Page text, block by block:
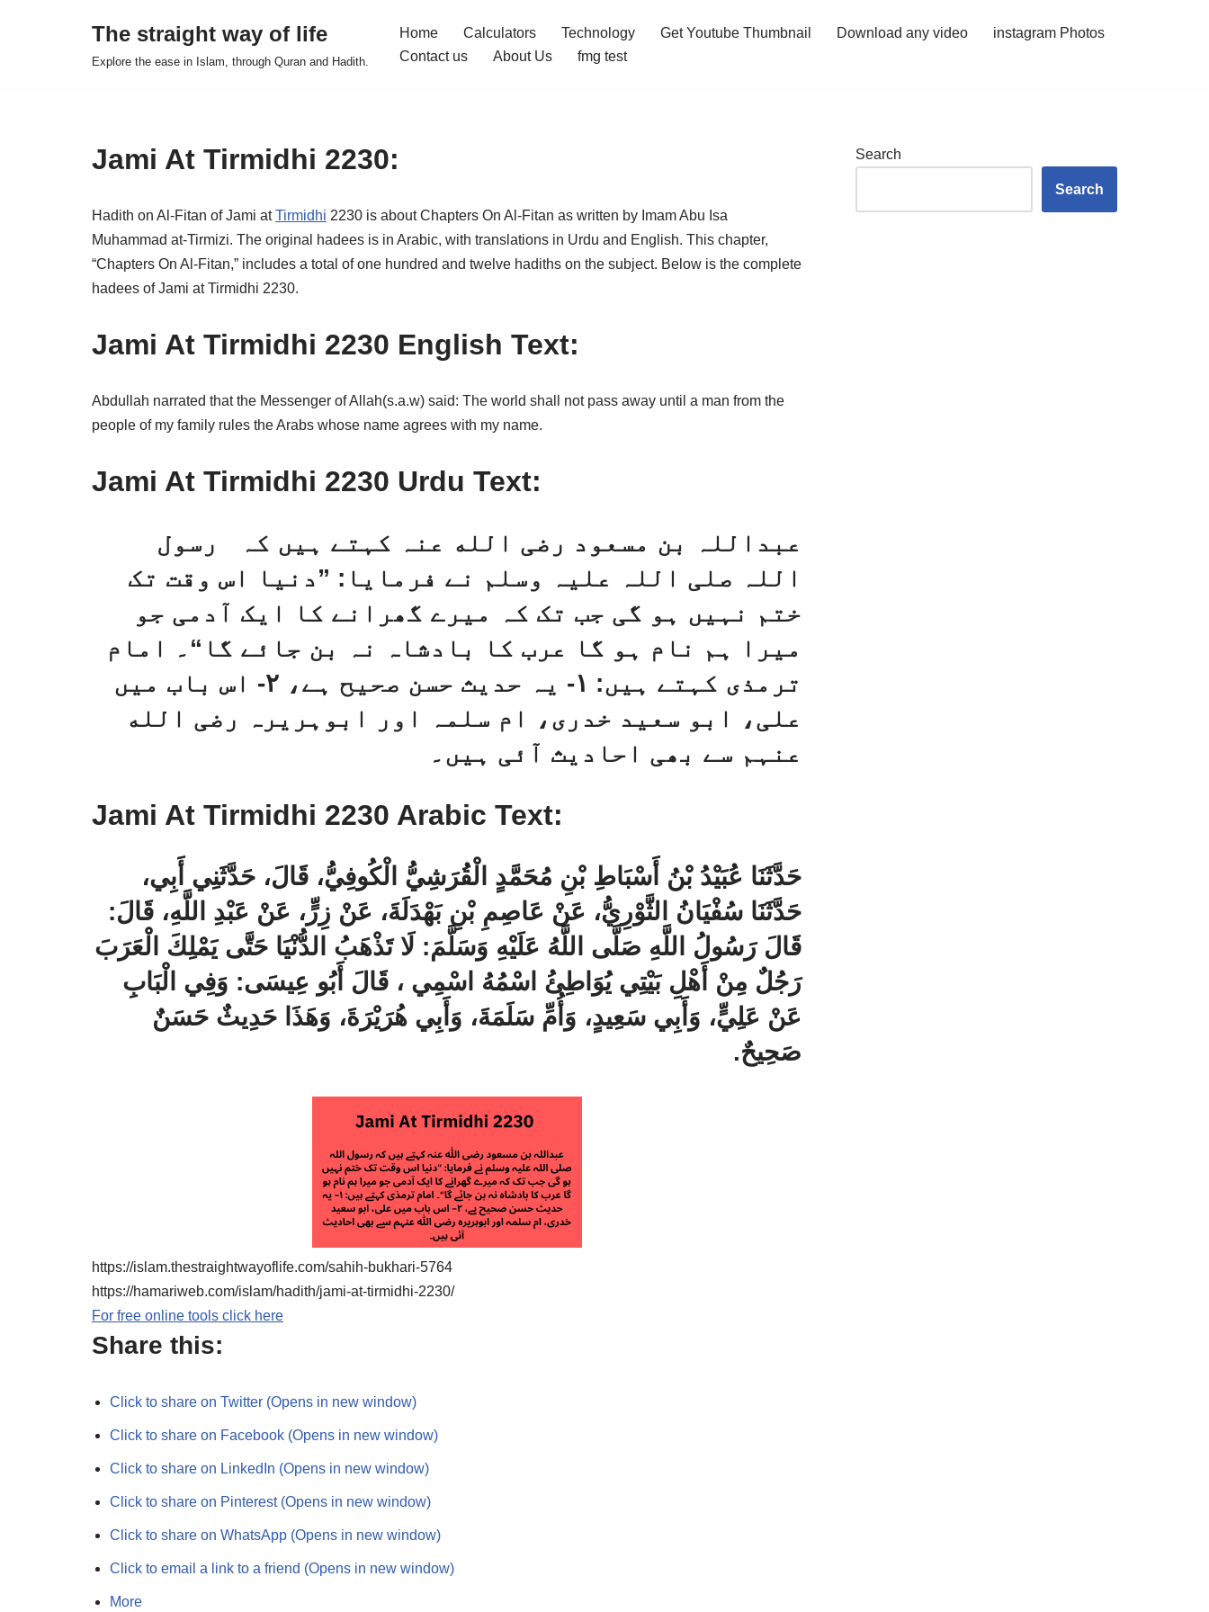
The straight way of life
Explore the ease in Islam, through Quran and Hadith.
Home Calculators Technology Get Youtube Thumbnail Download any video
instagram Photos
Contact us
About Us fmg test
Jami At Tirmidhi 2230:
Hadith on Al-Fitan of Jami atTirmidhi 2230 is about Chapters On Al-Fitan as written by Imam Abu Isa
Muhammad at-Tirmizi. The original hadees is in Arabic, with translations in Urdu and English. This chapter,
“Chapters On Al-Fitan,” includes a total of one hundred and twelve hadiths on the subject. Below is the complete
hadees of Jami at Tirmidhi 2230.
Jami At Tirmidhi 2230 English Text:
Abdullah narrated that the Messenger of Allah(s.a.w) said: The world shall not pass away until a man from the
people of my family rules the Arabs whose name agrees with my name.
Jami At Tirmidhi 2230 Urdu Text:
عبداللہ بن مسعود رضی الله عنہ کہتے ہیں کہ رسول
اللہ صلی اللہ علیہ وسلم نے فرمایا: ”دنیا اس وقت تک
ختم نہیں ہو گی جب تک کہ میرے گھرانے کا ایک آدمی جو
میرا ہم نام ہو گا عرب کا بادشاہ نہ بن جائے گا“۔ امام
ترمذی کہتے ہیں: ۱- یہ حدیث حسن صحیح ہے، ۲- اس باب میں
علی، ابو سعید خدری، ام سلمہ اور ابوہریرہ رضی الله
عنہم سے بھی احادیث آئی ہیں۔
Jami At Tirmidhi 2230 Arabic Text:
حَدَّثَنَا عُبَيْدُ بْنُ أَسْبَاطِ بْنِ مُحَمَّدٍ الْقُرَشِيُّ الْكُوفِيُّ، قَالَ، ‏‏‏‏‏‏حَدَّثَنِي أَبِي،
حَدَّثَنَا سُفْيَانُ الثَّوْرِيُّ، عَنْ عَاصِمِ بْنِ بَهْدَلَةَ، عَنْ زِرٍّ، عَنْ عَبْدِ اللَّهِ، قَالَ:‏‏‏‏
قَالَ رَسُولُ اللَّهِ صَلَّى اللَّهُ عَلَيْهِ وَسَلَّمَ:‏‏‏‏ لَا تَذْهَبُ الدُّنْيَا حَتَّى يَمْلِكَ الْعَرَبَ
رَجُلٌ مِنْ أَهْلِ بَيْتِي يُوَاطِئُ اسْمُهُ اسْمِي ، ‏‏‏‏‏‏قَالَ أَبُو عِيسَى:‏‏‏‏ وَفِي الْبَابِ
عَنْ عَلِيٍّ، ‏‏‏‏‏‏وَأَبِي سَعِيدٍ، ‏‏‏‏‏‏وَأُمِّ سَلَمَةَ، ‏‏‏‏‏‏وَأَبِي هُرَيْرَةَ، ‏‏‏‏‏‏وَهَذَا حَدِيثٌ حَسَنٌ
صَحِيحٌ.
https://islam.thestraightwayoflife.com/sahih-bukhari-5764
https://hamariweb.com/islam/hadith/jami-at-tirmidhi-2230/
For free online tools click here
Share this:
Click to share on Twitter (Opens in new window)
Click to share on Facebook (Opens in new window)
Click to share on LinkedIn (Opens in new window)
Click to share on Pinterest (Opens in new window)
Click to share on WhatsApp (Opens in new window)
Click to email a link to a friend (Opens in new window)
More
Search
Search